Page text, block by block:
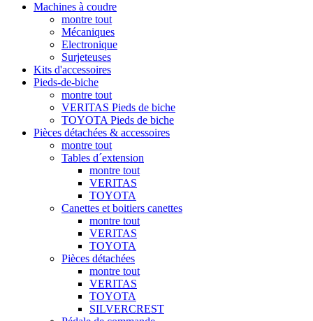
Machines à coudre
montre tout
Mécaniques
Electronique
Surjeteuses
Kits d'accessoires
Pieds-de-biche
montre tout
VERITAS Pieds de biche
TOYOTA Pieds de biche
Pièces détachées & accessoires
montre tout
Tables d´extension
montre tout
VERITAS
TOYOTA
Canettes et boitiers canettes
montre tout
VERITAS
TOYOTA
Pièces détachées
montre tout
VERITAS
TOYOTA
SILVERCREST